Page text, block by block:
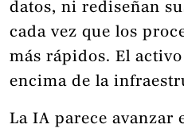
datos, ni rediseñan
cada vez que los
más rápidos. El
encima de la
La IA parece avanzar